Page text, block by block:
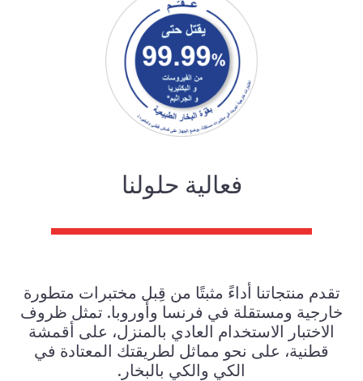
فعالية حلولنا
تقدم منتجاتنا أداءً مثبتًا من قِبل مختبرات متطورة
خارجية ومستقلة في فرنسا وأوروبا. تمثل ظروف
الاختبار الاستخدام العادي بالمنزل، على أقمشة
قطنية، على نحو مماثل لطريقتك المعتادة في
الكي والكي بالبخار.